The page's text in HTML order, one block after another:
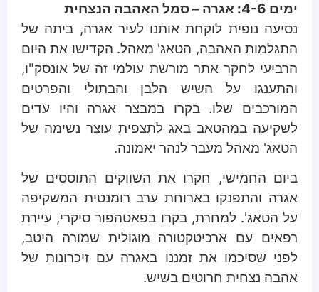
ימים 4-6: אגרה – סמל האהבה הנצחית
נסיעה נופית לוקחת אותנו לעיר אגרה, ביתה של
התגלמות האהבה, הטאג' מאהל. הקדישו את היום
הרביעי לחקר אתר מורשת עולמי זה של אונסק"ו,
והתענגו על השיש הלבן והבתולי והפרטים
המורכבים שלו. בקרו במבצר אגרה והיו עדים
לשקיעה במהטאב באג לתצפית עוצר נשימה של
הטאג' מאהל מעבר לנהר יאמונה.
ביום החמישי, חקרו את השווקים התוססים של
אגרה והתפנקו בארוחת ערב רומנטית המשקיפה
על הטאג'. למחרת, בקרו בפאטהפור סיקרי, עיירת
רפאים עם ארכיטקטורה מוגולית שמורה היטב,
לפני שסיכמו את זמננו באגרה עם זיכרונות של
אהבה נצחית חרוטים בשיש.